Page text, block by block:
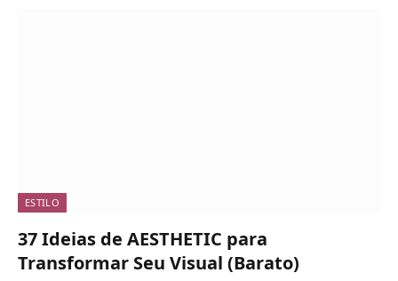
ESTILO
37 Ideias de AESTHETIC para
Transformar Seu Visual (Barato)